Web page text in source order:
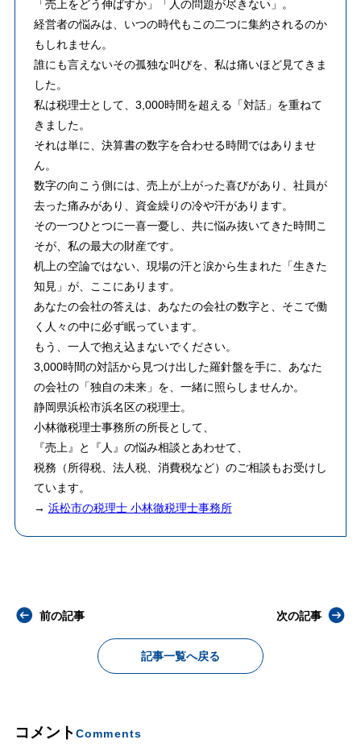
「売上をどう伸ばすか」「人の問題が尽きない」。
経営者の悩みは、いつの時代もこの二つに集約されるのか
もしれません。
誰にも言えないその孤独な叫びを、私は痛いほど見てきま
した。
私は税理士として、3,000時間を超える「対話」を重ねて
きました。
それは単に、決算書の数字を合わせる時間ではありませ
ん。
数字の向こう側には、売上が上がった喜びがあり、社員が
去った痛みがあり、資金繰りの冷や汗があります。
その一つひとつに一喜一憂し、共に悩み抜いてきた時間こ
そが、私の最大の財産です。
机上の空論ではない、現場の汗と涙から生まれた「生きた
知見」が、ここにあります。
あなたの会社の答えは、あなたの会社の数字と、そこで働
く人々の中に必ず眠っています。
もう、一人で抱え込まないでください。
3,000時間の対話から見つけ出した羅針盤を手に、あなた
の会社の「独自の未来」を、一緒に照らしませんか。
静岡県浜松市浜名区の税理士。
小林徹税理士事務所の所長として、
『売上』と『人』の悩み相談とあわせて、
税務（所得税、法人税、消費税など）のご相談もお受けし
ています。
→ 浜松市の税理士 小林徹税理士事務所
前の記事
記事一覧へ戻る
次の記事
コメントComments